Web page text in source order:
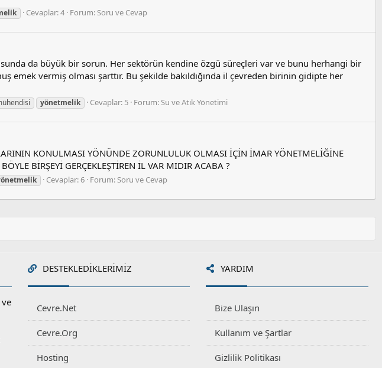
Cevaplar: 4 Forum:Soru ve Cevap
da büyük bir sorun. Her sektörün kendine özgü süreçleri var ve bunu herhangi bir
emek vermiş olması şarttır. Bu şekilde bakıldığında il çevreden birinin gidipte her
yönetmeli̇k Cevaplar: 5 Forum:Su ve Atık Yönetimi
KONULMASI YÖNÜNDE ZORUNLULUK OLMASI İÇİN İMAR YÖNETMELİĞİNE
BİRŞEYİ GERÇEKLEŞTİREN İL VAR MIDIR ACABA ?
Cevaplar: 6 Forum:Soru ve Cevap
DESTEKLEDIKLERIMIZ
Cevre.Net
Cevre.Org
Hosting
YARDIM
Bize Ulaşın
Kullanım ve Şartlar
Gizlilik Politikası